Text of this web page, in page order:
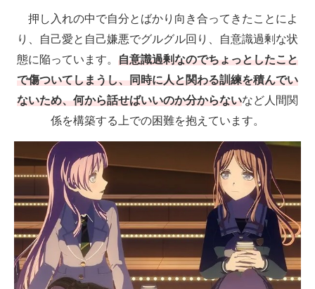
押し入れの中で自分とばかり向き合ってきたことによ
り、自己愛と自己嫌悪でグルグル回り、自意識過剰な状
態に陥っています。 自意識過剰なのでちょっとしたこと
で傷ついてしまうし、同時に人と関わる訓練を積んでい
ないため、何から話せばいいのか分からないなど人間関
係を構築する上での困難を抱えています。